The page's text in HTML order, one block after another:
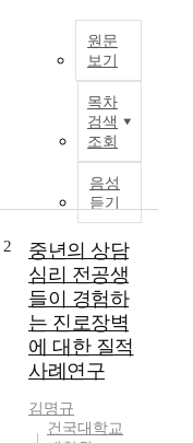
원문
보기
목차
검색
조회
음성
듣기
2
중년의 상담
심리 전공생
들이 경험하
는 진로장벽
에 대한 질적
사례연구
김명규
건국대학교